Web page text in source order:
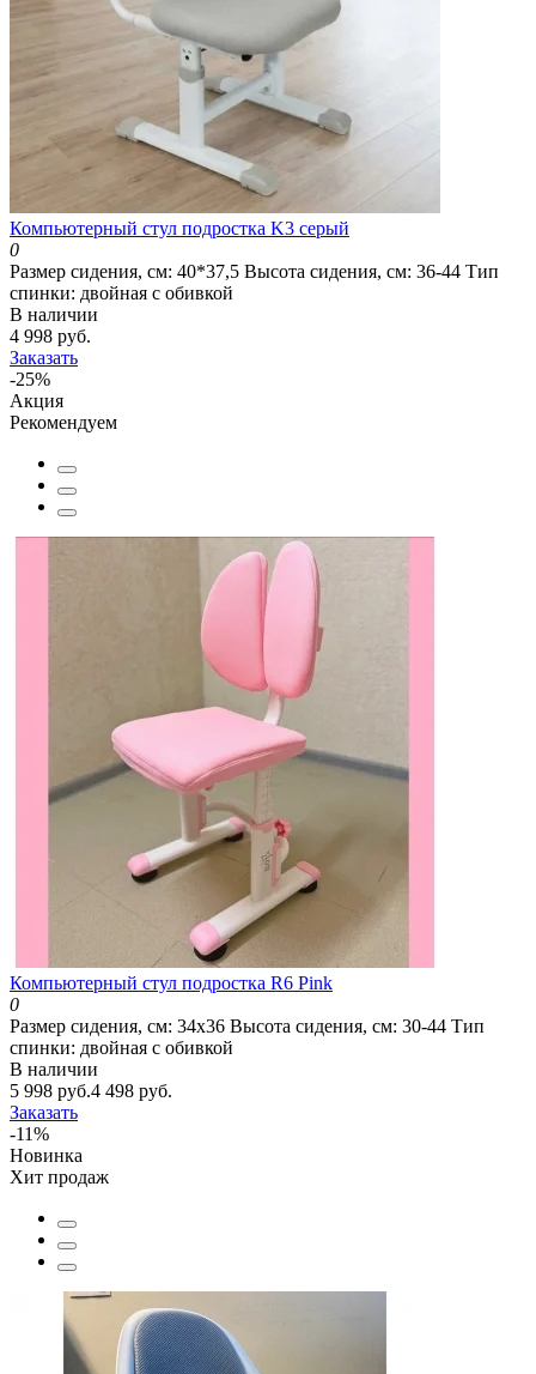
Компьютерный стул подростка K3 серый
0
Размер сидения, см: 40*37,5 Высота сидения, см: 36-44 Тип
спинки: двойная с обивкой
В наличии
4 998 руб.
Заказать
-25%
Акция
Рекомендуем
Компьютерный стул подростка R6 Pink
0
Размер сидения, см: 34х36 Высота сидения, см: 30-44 Тип
спинки: двойная с обивкой
В наличии
5 998 руб.4 498 руб.
Заказать
-11%
Новинка
Хит продаж